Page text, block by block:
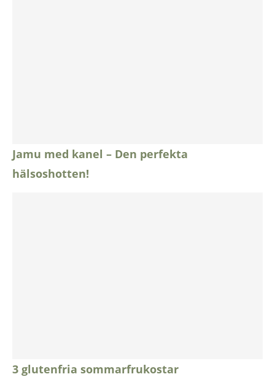
Jamu med kanel – Den perfekta
hälsoshotten!
3 glutenfria sommarfrukostar